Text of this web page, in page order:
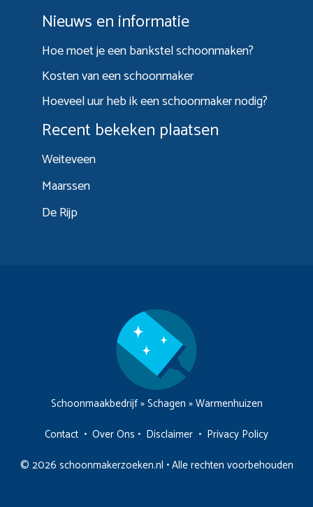
Nieuws en informatie
Hoe moet je een bankstel schoonmaken?
Kosten van een schoonmaker
Hoeveel uur heb ik een schoonmaker nodig?
Recent bekeken plaatsen
Weiteveen
Maarssen
De Rijp
Schoonmaakbedrijf»Schagen »Warmenhuizen
Contact • Over Ons • Disclaimer • Privacy Policy
© 2026 schoonmakerzoeken.nl • Alle rechten voorbehouden